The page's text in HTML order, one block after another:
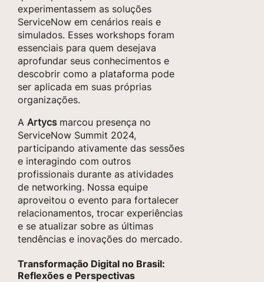
experimentassem as soluções
ServiceNow em cenários reais e
simulados. Esses workshops foram
essenciais para quem desejava
aprofundar seus conhecimentos e
descobrir como a plataforma pode
ser aplicada em suas próprias
organizações.
A Artycsmarcou presença no
ServiceNow Summit 2024,
participando ativamente das sessões
e interagindo com outros
profissionais durante as atividades
de networking. Nossa equipe
aproveitou o evento para fortalecer
relacionamentos, trocar experiências
e se atualizar sobre as últimas
tendências e inovações do mercado.
Transformação Digital no Brasil:
Reflexões e Perspectivas